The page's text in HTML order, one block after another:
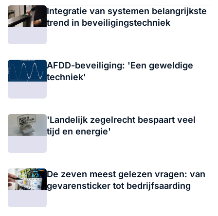
Integratie van systemen belangrijkste
trend in beveiligingstechniek
AFDD-beveiliging: 'Een geweldige
techniek'
'Landelijk zegelrecht bespaart veel
tijd en energie'
De zeven meest gelezen vragen: van
gevarensticker tot bedrijfsaarding